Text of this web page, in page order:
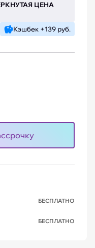
ЦЕНА
Кэшбек +139 руб.
БЕСПЛАТНО
БЕСПЛАТНО